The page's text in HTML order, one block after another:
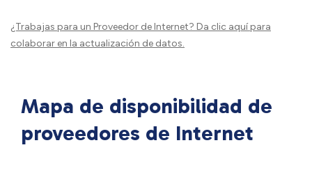
¿Trabajas para un Proveedor de Internet? Da clic aquípara
colaborar en la actualización de datos.
Mapa de disponibilidad de
proveedores de Internet